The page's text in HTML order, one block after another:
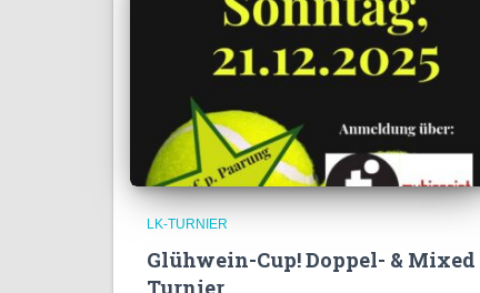
LK-TURNIER
Glühwein-Cup! Doppel- & Mixed
Turnier